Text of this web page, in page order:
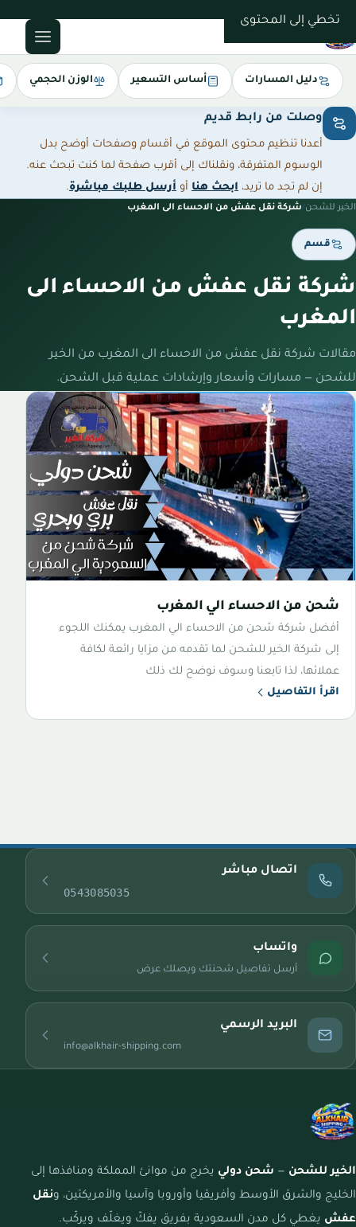
تخطي إلى المحتوى
دليل المسارات أساس التسعير الوزن الحجمي
وصلت من رابط قديم
أعدنا تنظيم محتوى الموقع في أقسام وصفحات أوضح بدل
الوسوم المتفرقة، ونقلناك إلى أقرب صفحة لما كنت تبحث عنه.
إن لم تجد ما تريد، ابحث هنا أو أرسل طلبك مباشرة.
الخير للشحن/شركة نقل عفش من الاحساء الى المغرب
قسم
شركة نقل عفش من الاحساء الى
المغرب
مقالات شركة نقل عفش من الاحساء الى المغرب من الخير
للشحن — مسارات وأسعار وإرشادات عملية قبل الشحن.
شحن من الاحساء الي المغرب
أفضل شركة شحن من الاحساء الي المغرب يمكنك اللجوء
إلى شركة الخير للشحن لما تقدمه من مزايا رائعة لكافة
عملائها، لذا تابعنا وسوف نوضح لك ذلك
اقرأ التفاصيل
اتصال مباشر
0543085035
واتساب
أرسل تفاصيل شحنتك ويصلك عرض
البريد الرسمي
info@alkhair-shipping.com
الخير للشحن — شحن دولي يخرج من موانئ المملكة ومنافذها إلى
الخليج والشرق الأوسط وأفريقيا وأوروبا وآسيا والأمريكتين، ونقل
عفش يغطي كل مدن السعودية بفريق يفكّ ويغلّف ويركّب.